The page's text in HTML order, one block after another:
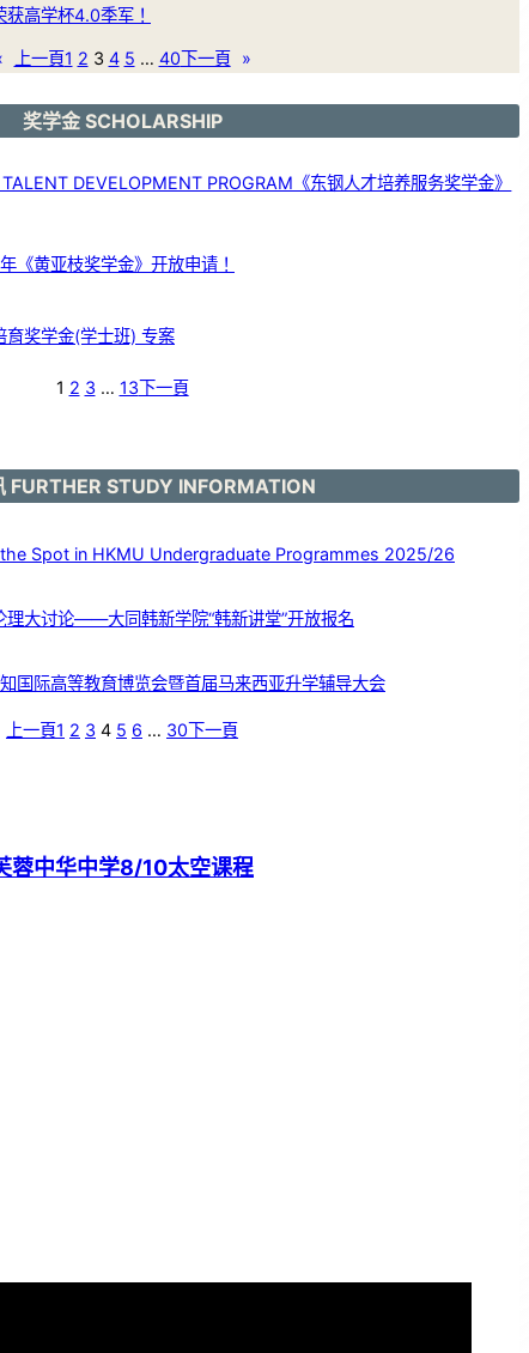
高学杯4.0季军！
上一頁1 2 3 4 5 … 40下一頁 »
奖学金 SCHOLARSHIP
TALENT DEVELOPMENT PROGRAM《东钢人才培养服务奖学金》
《黄亚枝奖学金》开放申请！
育奖学金(学士班) 专案
1 2 3 … 13下一頁
FURTHER STUDY INFORMATION
the Spot in HKMU Undergraduate Programmes 2025/26
理大讨论——大同韩新学院“韩新讲堂”开放报名
国际高等教育博览会暨首届马来西亚升学辅导大会
上一頁1 2 3 4 5 6 … 30下一頁
蓉中华中学8/10太空课程